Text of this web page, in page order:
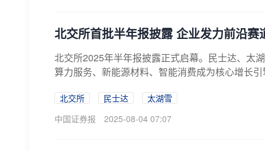
北交所首批半年报披露 企业发力前沿赛
北交所2025年半年报披露正式启幕。民士达、太
算力服务、新能源材料、智能消费成为核心增长
北交所 民士达
太湖雪
中国证券报
2025-08-04 07:07